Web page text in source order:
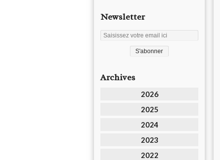
Newsletter
Archives
2026
2025
2024
2023
2022